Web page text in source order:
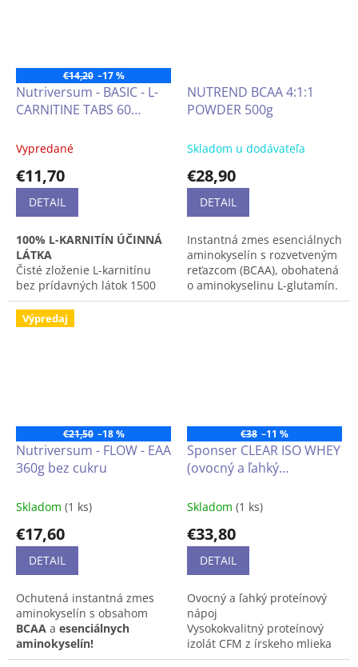
udržiavanie svalovej hmoty.
V praxi sa často používajú
alebo na zvýšenie hladiny
BCAA v proteínových
koktailoch (napr. Srvátkový
izolát).
3:1:1
200g = 95 dávok
€14,20 –17 %
Nutriversum - BASIC - L-
CARNITINE TABS 60
Vypredané
€11,70
DETAIL
100% L-KARNITÍN ÚČINNÁ
LÁTKA
Čisté zloženie L-karnitínu
bez prídavných látok 1500
mg v jednej dávke.
NUTREND BCAA 4:1:1
POWDER 500g
Skladom u dodávateľa
€28,90
DETAIL
Instantná zmes esenciálnych
aminokyselín s rozvetveným
reťazcom (BCAA), obohatená
o aminokyselinu L-glutamín.
môže byť príčinou
nedostatku niektorej z
esenciálnych aminokyselín.
Výpredaj
€21,50 –18 %
Nutriversum - FLOW - EAA
360g bez cukru
Skladom (1 ks)
€17,60
DETAIL
Ochutená instantná zmes
aminokyselín s obsahom
BCAA a esenciálnych
aminokyselín!
€38 –11 %
Sponser CLEAR ISO WHEY
(ovocný a ľahký
proteínový izolát CFM z
a laktózy) 450g
Skladom (1 ks)
€33,80
DETAIL
Ovocný a ľahký proteínový
nápoj
Vysokokvalitný proteínový
izolát CFM z írskeho mlieka
Nízka energetická hodnota,